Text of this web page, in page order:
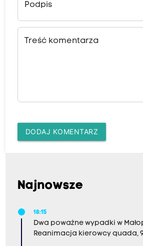
Podpis
Treść komentarza
DODAJ KOMENTARZ
Najnowsze
18:15
Dwa poważne wypadki w
Reanimacja kierowcy quada,